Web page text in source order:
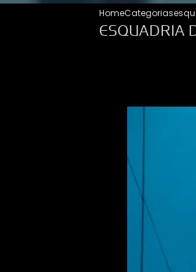
HomeCategorias
ESQUADRIA